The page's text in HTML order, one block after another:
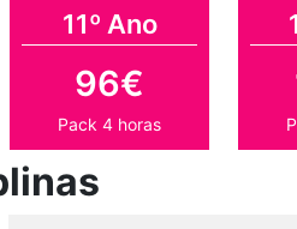
11º Ano
96€
Pack 4 horas